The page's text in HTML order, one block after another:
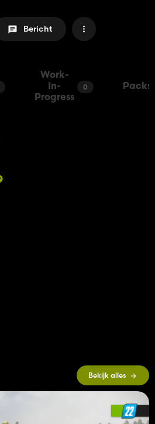
Bericht
Work-
In-
Progress
0 Packs
Bekijk alles